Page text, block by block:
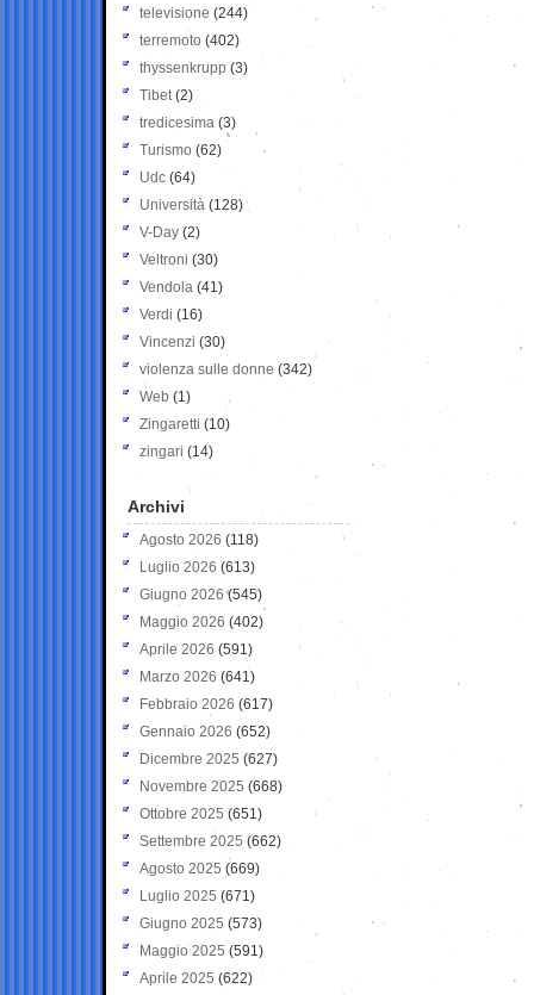
televisione(244)
terremoto (402)
thyssenkrupp (3)
Tibet(2)
tredicesima (3)
Turismo (62)
Udc (64)
Università (128)
V-Day (2)
Veltroni (30)
Vendola (41)
Verdi (16)
Vincenzi (30)
violenza sulle donne (342)
Web (1)
Zingaretti (10)
zingari (14)
Archivi
Agosto 2026 (118)
Luglio 2026 (613)
Giugno 2026 (545)
Maggio 2026 (402)
Aprile 2026 (591)
Marzo 2026 (641)
Febbraio 2026 (617)
Gennaio 2026 (652)
Dicembre 2025 (627)
Novembre 2025 (668)
Ottobre 2025 (651)
Settembre 2025 (662)
Agosto 2025 (669)
Luglio 2025 (671)
Giugno 2025 (573)
Maggio 2025 (591)
Aprile 2025 (622)